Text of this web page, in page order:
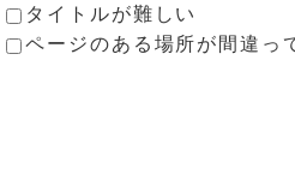
タイトルが難しい
ページのある場所が間違っ